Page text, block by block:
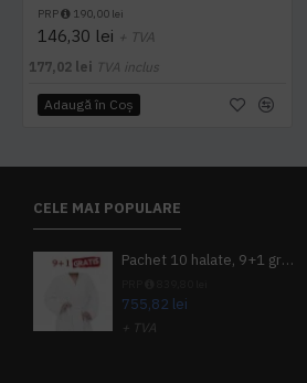
PRP 190,00 lei
146,30 lei + TVA
177,02 lei TVA inclus
Adaugă în Coş
CELE MAI POPULARE
Pachet 10 halate, 9+1 gratuit
755,82 lei
+ TVA